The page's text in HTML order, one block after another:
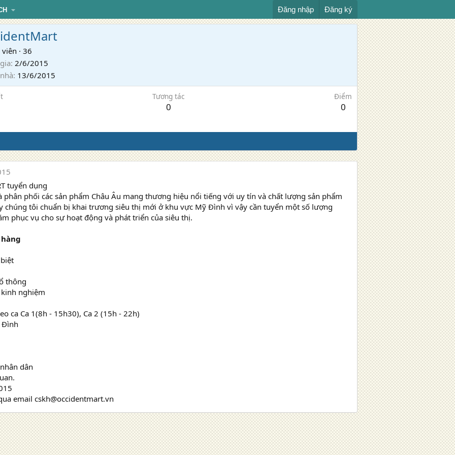
Đăng nhập Đăng ký
viên · 36
2/6/2015
13/6/2015
Tương tác
0
Điểm
0
tuyển dụng
phân phối các sản phẩm Châu Âu mang thương hiệu nổi tiếng với uy tín và chất lượng sản phẩm
chúng tôi chuẩn bị khai trương siêu thị mới ở khu vực Mỹ Đình vì vậy cần tuyển một số lượng
phục vụ cho sự hoạt động và phát triển của siêu thị.
thông
nghiệm
ca Ca 1(8h - 15h30), Ca 2 (15h - 22h)
Đình
dân
email cskh@occidentmart.vn